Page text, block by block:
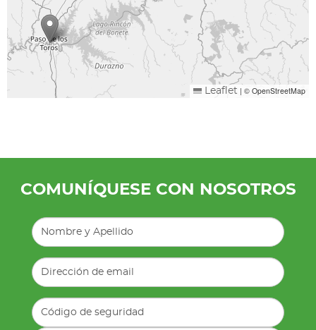
Leaflet | © OpenStreetMap
COMUNÍQUESE CON NOSOTROS